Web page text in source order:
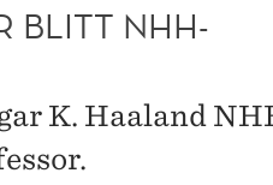
BLITT NHH-
K. Haaland